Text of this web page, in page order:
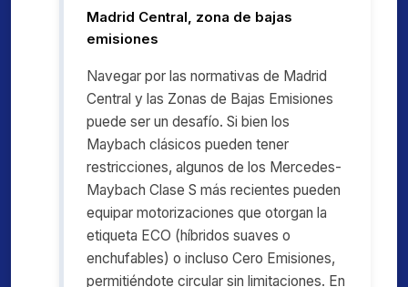
Madrid Central, zona de bajas
emisiones
Navegar por las normativas de Madrid
Central y las Zonas de Bajas Emisiones
puede ser un desafío. Si bien los
Maybach clásicos pueden tener
restricciones, algunos de los Mercedes-
Maybach Clase S más recientes pueden
equipar motorizaciones que otorgan la
etiqueta ECO (híbridos suaves o
enchufables) o incluso Cero Emisiones,
permitiéndote circular sin limitaciones. En